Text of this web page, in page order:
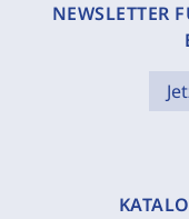
NEWSLETTER